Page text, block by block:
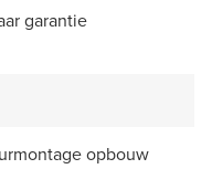
garantie
opbouw